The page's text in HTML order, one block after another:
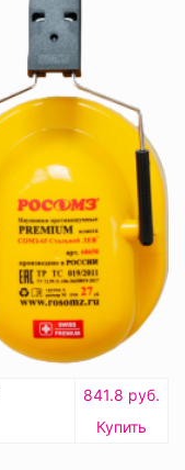
841.8 руб.
Купить